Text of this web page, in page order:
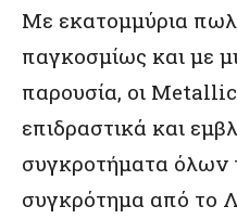
Με εκατομμύρια
παγκοσμίως και με
παρουσία, οι
επιδραστικά και
συγκροτήματα
συγκρότημα από το